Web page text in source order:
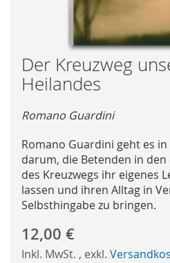
Skip
to
the
of
images
gallery
Der Kreuzweg
Heilandes
Romano Guardini
Romano Guardini geht es
darum, die Betenden in
des Kreuzwegs ihr eigenes
lassen und ihren Alltag in
Selbsthingabe zu bringen.
12,00 €
Inkl. MwSt. , exkl.